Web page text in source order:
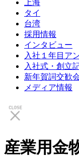
上海
タイ
台湾
採用情報
インタビュー
入社１年目ア
入社式・創立
新年賀詞交歓
メディア情報
産業用金